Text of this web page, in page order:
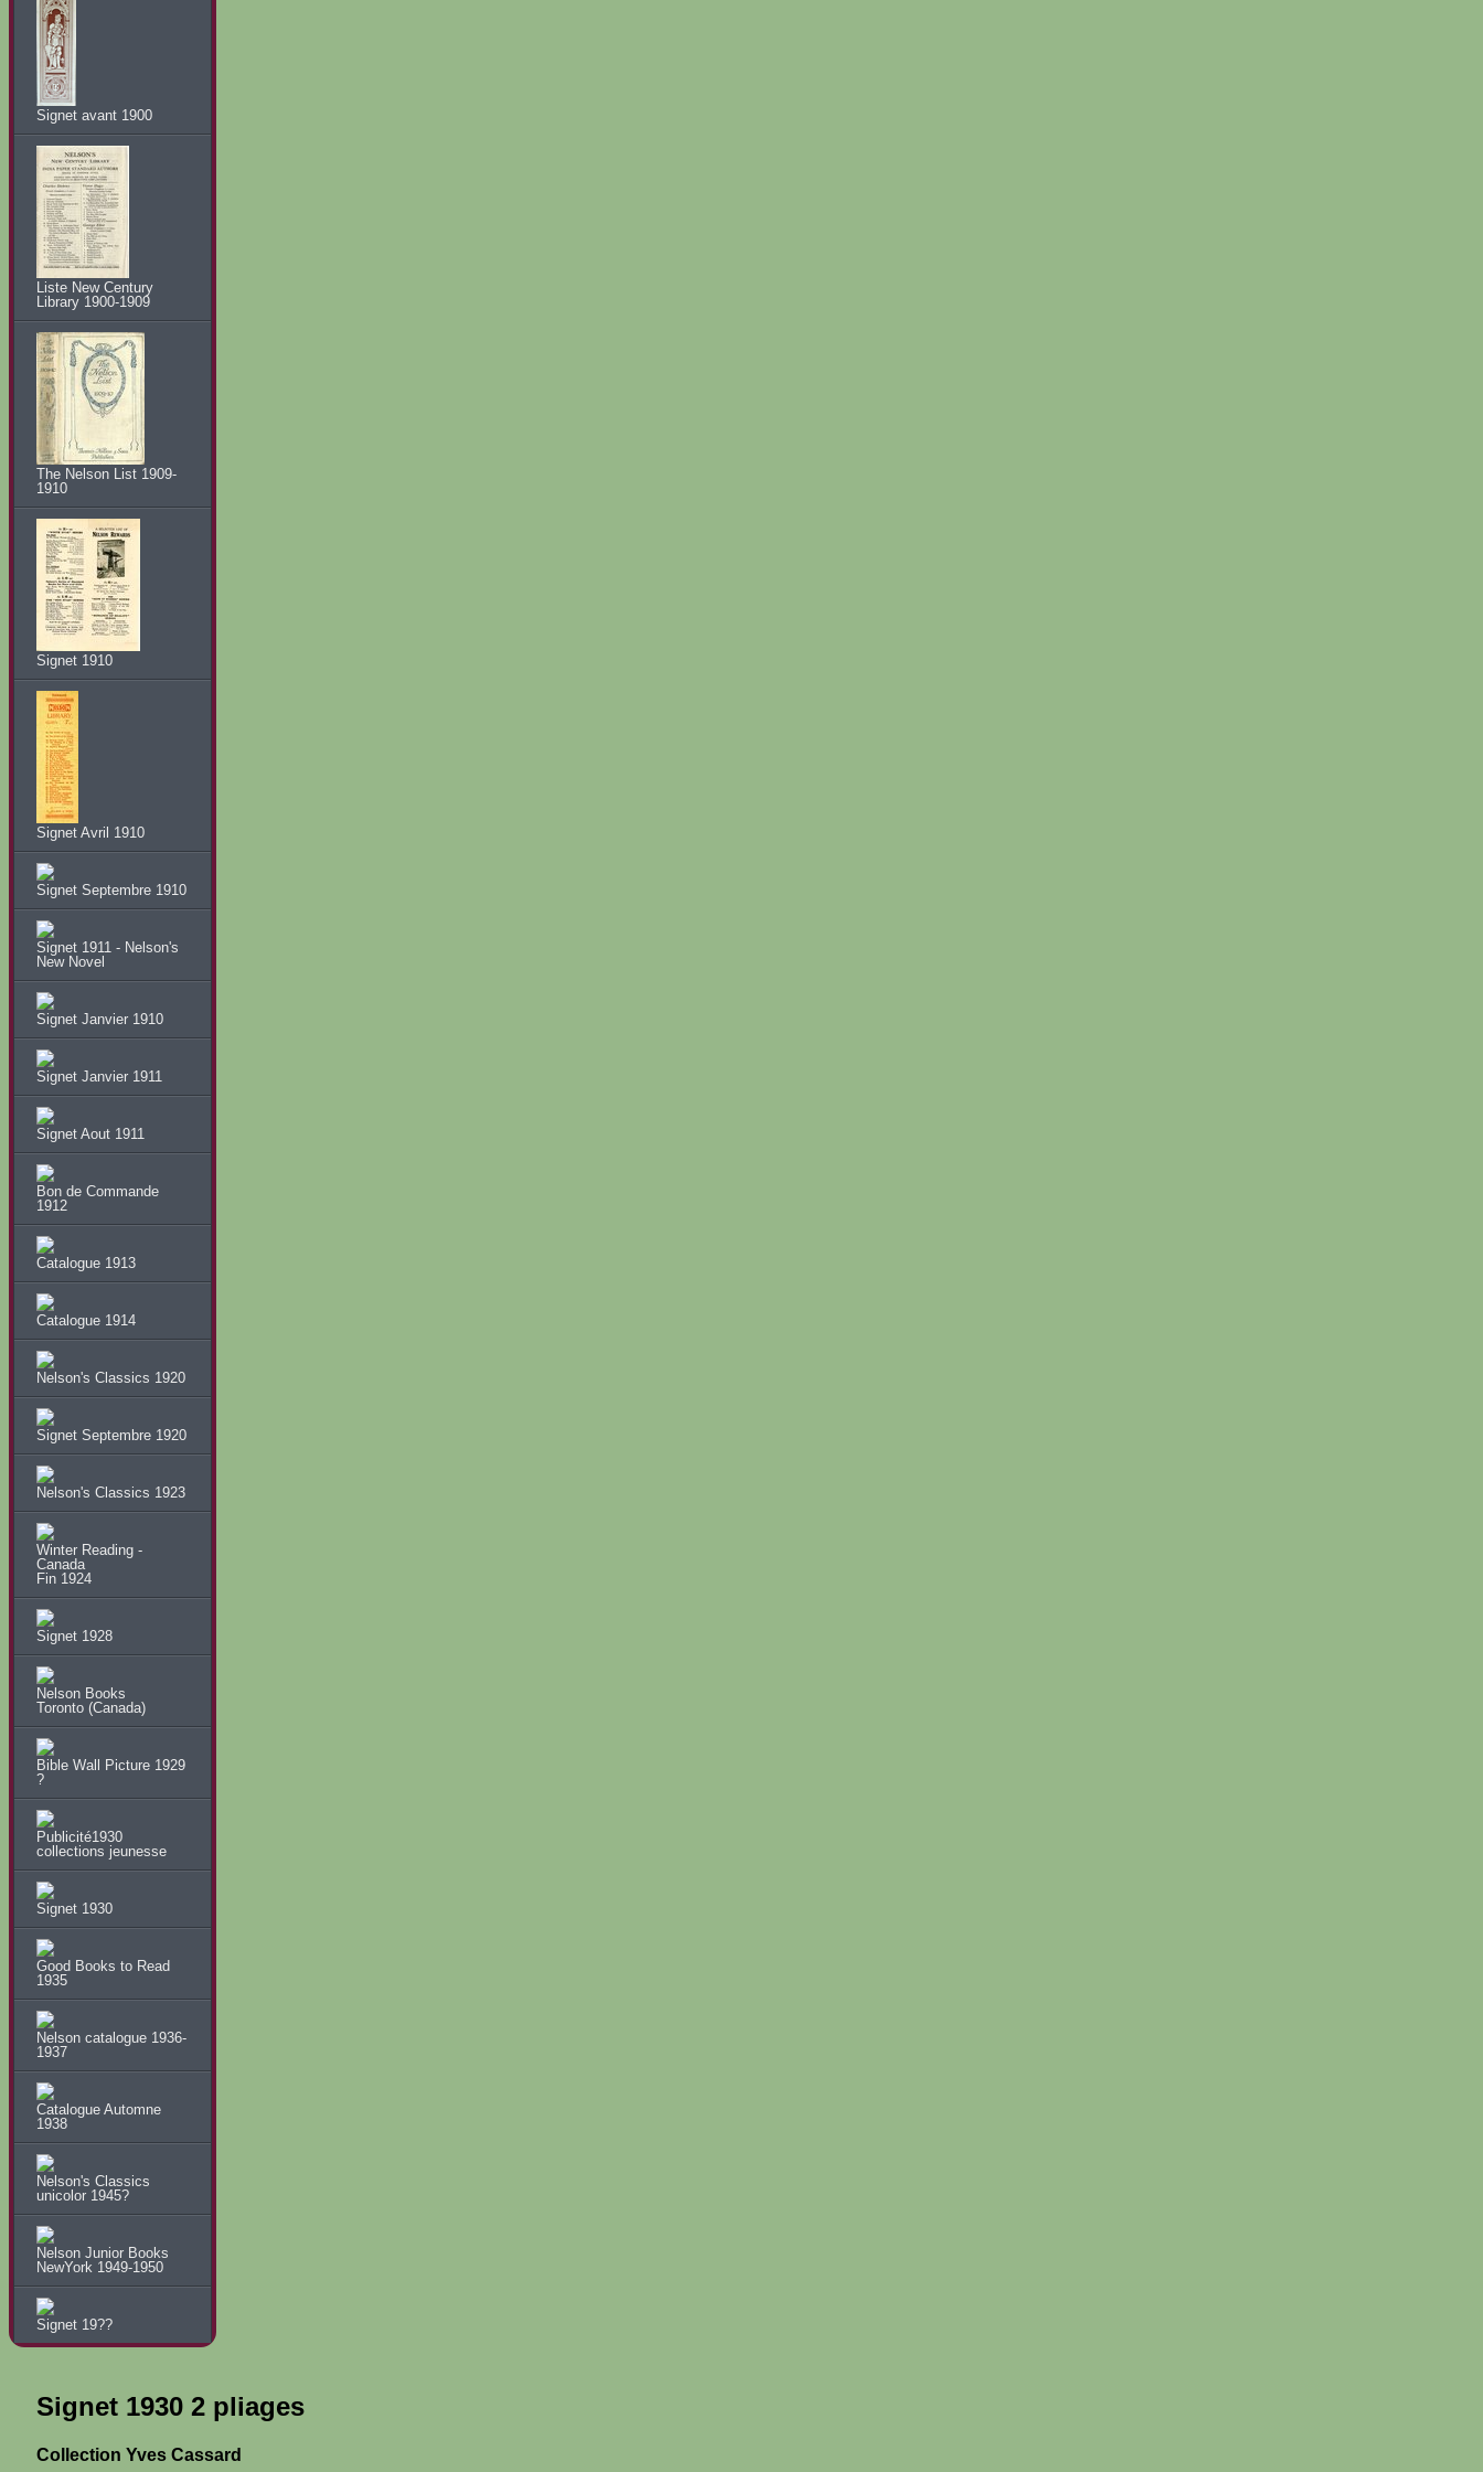
Signet avant 1900
Liste New Century
Library 1900-1909
The Nelson List 1909-
1910
Signet 1910
Signet Avril 1910
Signet Septembre 1910
Signet 1911 - Nelson's
New Novel
Signet Janvier 1910
Signet Janvier 1911
Signet Aout 1911
Bon de Commande
1912
Catalogue 1913
Catalogue 1914
Nelson's Classics 1920
Signet Septembre 1920
Nelson's Classics 1923
Winter Reading -
Canada
Fin 1924
Signet 1928
Nelson Books
Toronto (Canada)
Bible Wall Picture 1929
?
Publicité1930
collections jeunesse
Signet 1930
Good Books to Read
1935
Nelson catalogue 1936-
1937
Catalogue Automne
1938
Nelson's Classics
unicolor 1945?
Nelson Junior Books
NewYork 1949-1950
Signet 19??
Signet 1930 2 pliages
Collection Yves Cassard